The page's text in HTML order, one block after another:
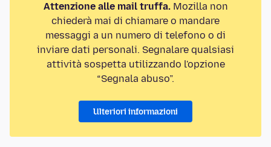
Attenzione alle mail truffa.Mozilla non
chiederà mai di chiamare o mandare
messaggi a un numero di telefono o di
inviare dati personali. Segnalare qualsiasi
attività sospetta utilizzando l'opzione
“Segnala abuso”.
Ulteriori informazioni